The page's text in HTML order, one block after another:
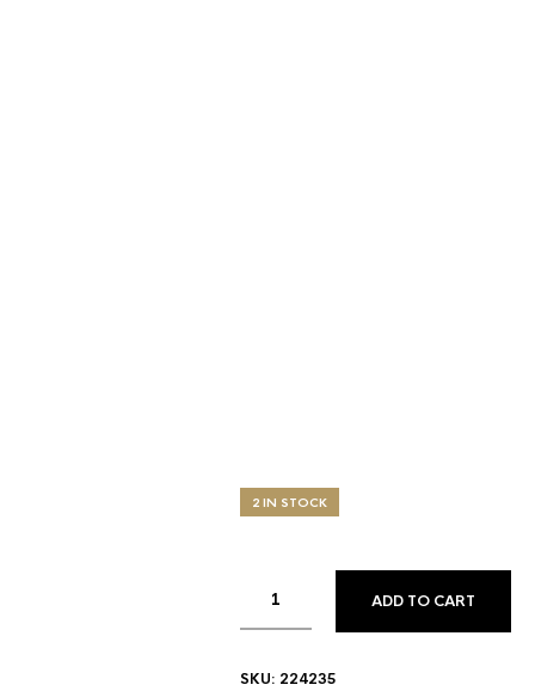
2 IN STOCK
ADD TO CART
SKU: 224235